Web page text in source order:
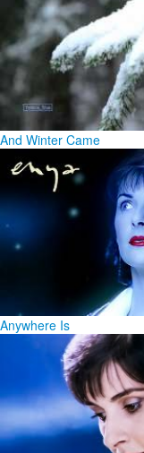
And Winter Came
Anywhere Is